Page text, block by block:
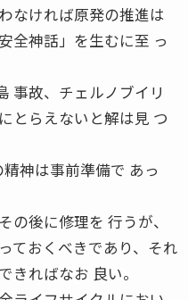
なければ原発の推進は
全神話」を生むに至 っ
事故、チェルノブイリ
とらえないと解は見 つ
神は事前準備で あっ
後に修理を 行うが、
ておくべきであり、それ
きればなお 良い。